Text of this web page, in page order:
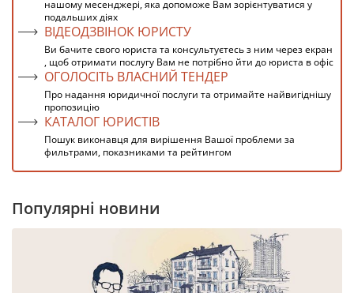
нашому месенджері, яка допоможе Вам зорієнтуватися у
подальших діях
ВІДЕОДЗВІНОК ЮРИСТУ
Ви бачите свого юриста та консультуєтесь з ним через екран
, щоб отримати послугу Вам не потрібно йти до юриста в офіс
ОГОЛОСІТЬ ВЛАСНИЙ ТЕНДЕР
Про надання юридичної послуги та отримайте найвигіднішу
пропозицію
КАТАЛОГ ЮРИСТІВ
Пошук виконавця для вирішення Вашої проблеми за
фильтрами, показниками та рейтингом
Популярні новини